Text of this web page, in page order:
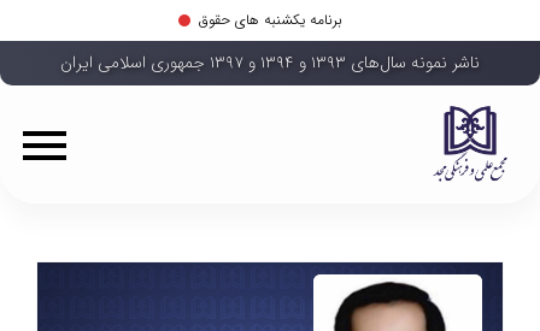
برنامه یکشنبه های حقوق
ناشر نمونه سال‌های ۱۳۹۳ و ۱۳۹۴ و ۱۳۹۷ جمهوری اسلامی ایران